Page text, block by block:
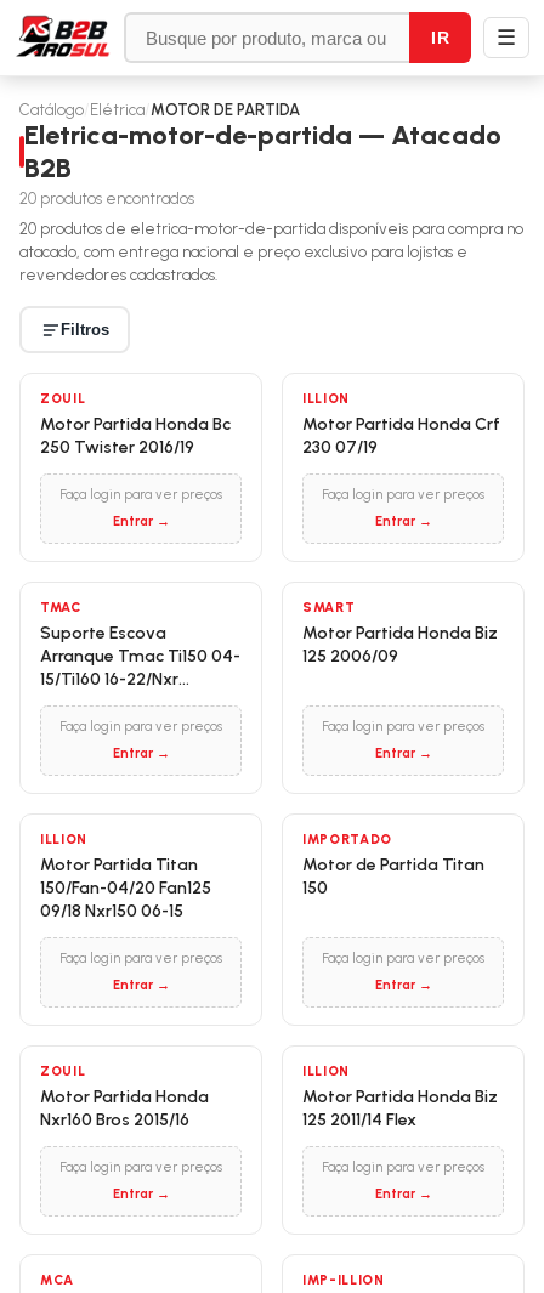
IR ☰
Catálogo Elétrica MOTOR DE PARTIDA
Eletrica-motor-de-partida — Atacado
B2B
20 produtos encontrados
20 produtos de eletrica-motor-de-partida disponíveis para compra no
atacado, com entrega nacional e preço exclusivo para lojistas e
revendedores cadastrados.
Filtros
ZOUIL
Motor Partida Honda Bc
250 Twister 2016/19
Faça login para ver preços
Entrar →
ILLION
Motor Partida Honda Crf
230 07/19
Faça login para ver preços
Entrar →
TMAC
Suporte Escova
Arranque Tmac Ti150 04-
15/Ti160 16-22/Nxr
150/160/05-22/Biz 125
11/24Faça login para ver preços
Entrar →
SMART
Motor Partida Honda Biz
125 2006/09
Faça login para ver preços
Entrar →
ILLION
Motor Partida Titan
150/Fan-04/20 Fan125
09/18 Nxr150 06-15
Faça login para ver preços
Entrar →
IMPORTADO
Motor de Partida Titan
150
Faça login para ver preços
Entrar →
ZOUIL
Motor Partida Honda
Nxr160 Bros 2015/16
Faça login para ver preços
Entrar →
ILLION
Motor Partida Honda Biz
125 2011/14 Flex
Faça login para ver preços
Entrar →
MCA IMP-ILLION